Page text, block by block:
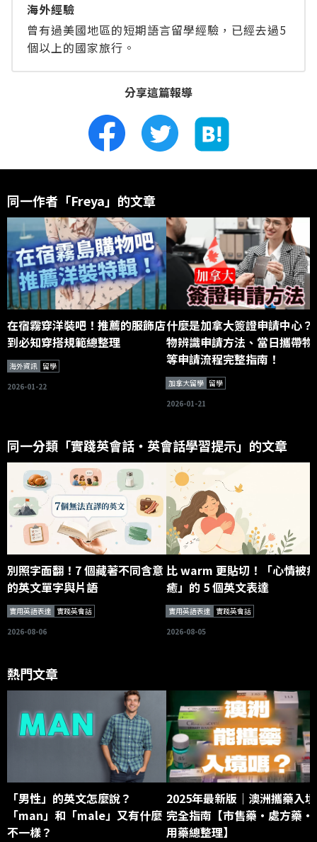
海外經驗
曾有過美國地區的短期語言留學經驗，已經去過5
個以上的國家旅行。
分享這篇報導
同一作者「Freya」的文章
在宿霧穿洋裝吧！推薦的服飾店
到必知穿搭規範總整理
海外資訊 留學
2026-01-22
什麼是加拿大簽證申請中心？
物辨識申請方法、當日攜帶物
等申請流程完整指南！
加拿大留學 留學
2026-01-21
同一分類「實踐英會話・英會話學習提示」的文章
別照字面翻！7 個藏著不同含意
的英文單字與片語
實用英語表達 實踐英會話
2026-08-06
比 warm 更貼切！「心情被療
癒」的 5 個英文表達
實用英語表達 實踐英會話
2026-08-05
熱門文章
「男性」的英文怎麼說？
「man」和「male」又有什麼
不一樣？
2025年最新版｜澳洲攜藥入境
完全指南【市售藥・處方藥・
用藥總整理】